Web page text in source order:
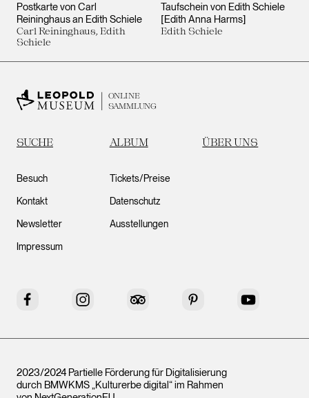
Postkarte von Carl
Reininghaus an Edith Schiele
Carl Reininghaus, Edith
Schiele
Taufschein von Edith Schiele
[Edith Anna Harms]
Edith Schiele
ONLINE
SAMMLUNG
SUCHE ALBUM ÜBER UNS
Besuch
Kontakt
Newsletter
Impressum
Tickets/Preise
Datenschutz
Ausstellungen
Facebook Instagram Tripadvisor Pinterest YouTube
2023/2024 Partielle Förderung für Digitalisierung
durch BMWKMS „Kulturerbe digital“ im Rahmen